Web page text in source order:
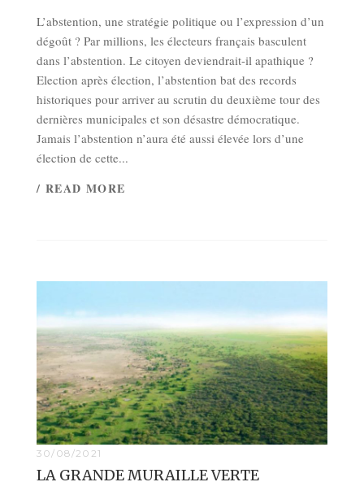
L’abstention, une stratégie politique ou l’expression d’un
dégoût ? Par millions, les électeurs français basculent
dans l’abstention. Le citoyen deviendrait-il apathique ?
Election après élection, l’abstention bat des records
historiques pour arriver au scrutin du deuxième tour des
dernières municipales et son désastre démocratique.
Jamais l’abstention n’aura été aussi élevée lors d’une
élection de cette...
/ READ MORE
30/08/2021
LA GRANDE MURAILLE VERTE